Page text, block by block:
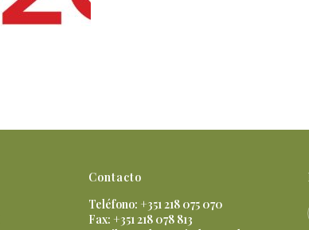
Contacto
Teléfono: +351 218 075 070
Fax: +351 218 078 813